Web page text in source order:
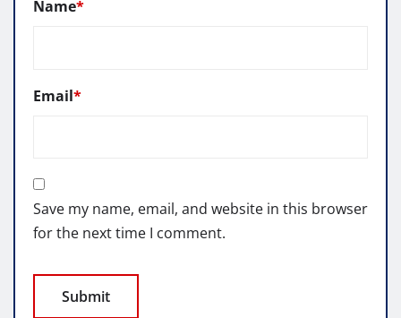
Name*
Email*
Save my name, email, and website in this browser
for the next time I comment.